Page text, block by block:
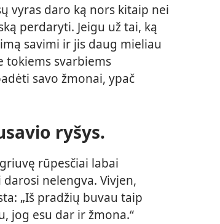
vyras daro ką nors kitaip nei
perdaryti. Jeigu už tai, ką
savimi ir jis daug mieliau
tokiems svarbiems
savo žmonai, ypač
ryšys.
rūpesčiai labai
nelengva. Vivjen,
„Iš pradžių buvau taip
jog esu dar ir žmona.“